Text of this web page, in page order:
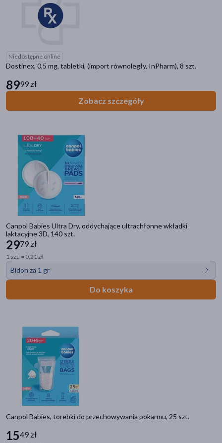
Niedostępne online
Dostinex, 0,5 mg, tabletki, (import równoległy, InPharm), 8 szt.
8999 zł
Zobacz szczegóły
Canpol Babies Ultra Dry, oddychające ultrachłonne wkładki
laktacyjne 3D, 140 szt.
2979 zł
1 szt. = 0,21 zł
Bidon za 1 gr
Do koszyka
Canpol Babies, torebki do przechowywania pokarmu, 25 szt.
1549 zł
Kategorie produktów
Do poprzedniej kategorii
Laktatory muszlowe
Wspomaganie laktacji
Laktatory
Przechowywanie pokarmu
Wkładki laktacyjne i muszle
Podgrzewacze i Sterylizatory
Filtry
Dostępny(143)
Wysyłka 0 zł(37)
Znakomitość Roku(1)
Zestaw(6)
Dostawa
Wysyłka
Odbiór w aptece
Cena